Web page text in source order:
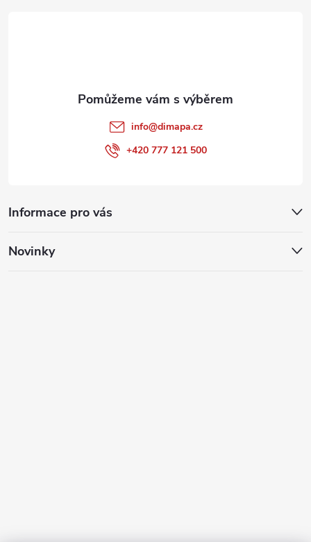
Informace pro vás
Novinky
info@dimapa.cz
+420 777 121 500